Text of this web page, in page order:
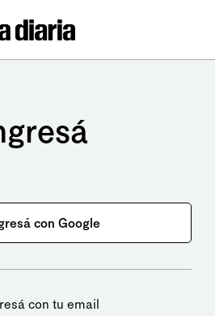
con Google
con tu email